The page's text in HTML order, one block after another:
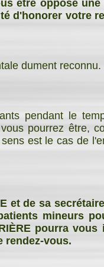
être opposé
d'honorer votre
dument reconnu.
pendant le
pourrez être,
est le cas de
et de sa
mineurs
pourra vous
rendez-vous.